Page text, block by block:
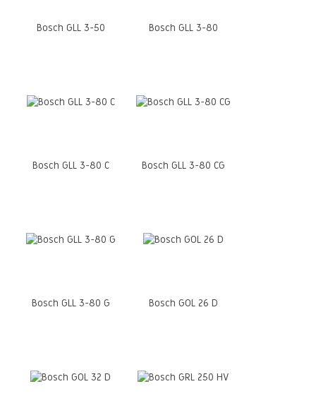
Bosch GLL 3-50 Bosch GLL 3-80
Bosch GLL 3-80 C Bosch GLL 3-80 CG
Bosch GLL 3-80 G Bosch GOL 26 D